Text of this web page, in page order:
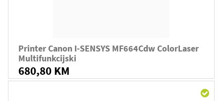
Printer Canon I-SENSYS MF664Cdw ColorLaser
Multifunkcijski
680,80 KM